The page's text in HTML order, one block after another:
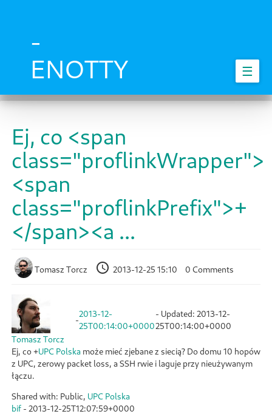
-
ENOTTY
☰
Ej, co <span
class="proflinkWrapper">
<span
class="proflinkPrefix">+
</span><a ...
Tomasz Torcz 2013-12-25 15:10 0 Comments
Tomasz Torcz
-
2013-12-
25T00:14:00+0000
- Updated: 2013-12-
25T00:14:00+0000
Ej, co+UPC Polska może mieć zjebane z siecią? Do domu 10 hopów
z UPC, zerowy packet loss, a SSH rwie i laguje przy nieużywanym
łączu.
Shared with: Public, UPC Polska
bif - 2013-12-25T12:07:59+0000